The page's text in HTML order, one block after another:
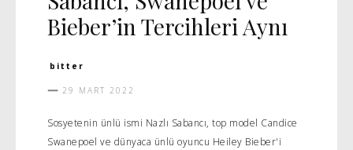
Bieber’in Tercihleri Aynı
bitter
29 MART 2022
Sosyetenin ünlü ismi Nazlı Sabancı, top model Candice
Swanepoel ve dünyaca ünlü oyuncu Heiley Bieber'i